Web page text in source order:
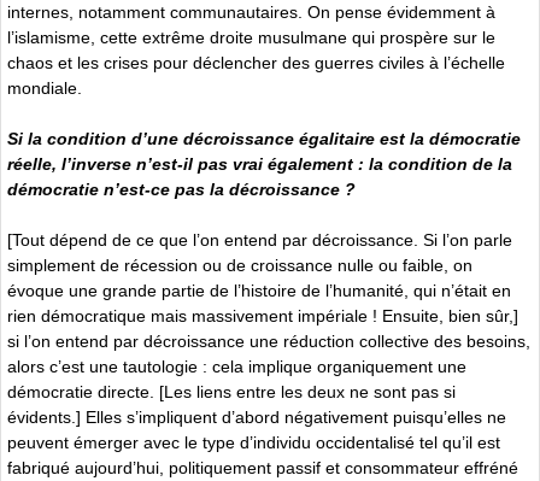
internes, notamment communautaires. On pense évidemment à
l’islamisme, cette extrême droite musulmane qui prospère sur le
chaos et les crises pour déclencher des guerres civiles à l’échelle
mondiale.
Si la condition d’une décroissance égalitaire est la démocratie
réelle, l’inverse n’est-il pas vrai également : la condition de la
démocratie n’est-ce pas la décroissance ?
[Tout dépend de ce que l’on entend par décroissance. Si l’on parle
simplement de récession ou de croissance nulle ou faible, on
évoque une grande partie de l’histoire de l’humanité, qui n’était en
rien démocratique mais massivement impériale ! Ensuite, bien sûr,]
si l’on entend par décroissance une réduction collective des besoins,
alors c’est une tautologie : cela implique organiquement une
démocratie directe. [Les liens entre les deux ne sont pas si
évidents.] Elles s’impliquent d’abord négativement puisqu’elles ne
peuvent émerger avec le type d’individu occidentalisé tel qu’il est
fabriqué aujourd’hui, politiquement passif et consommateur effréné